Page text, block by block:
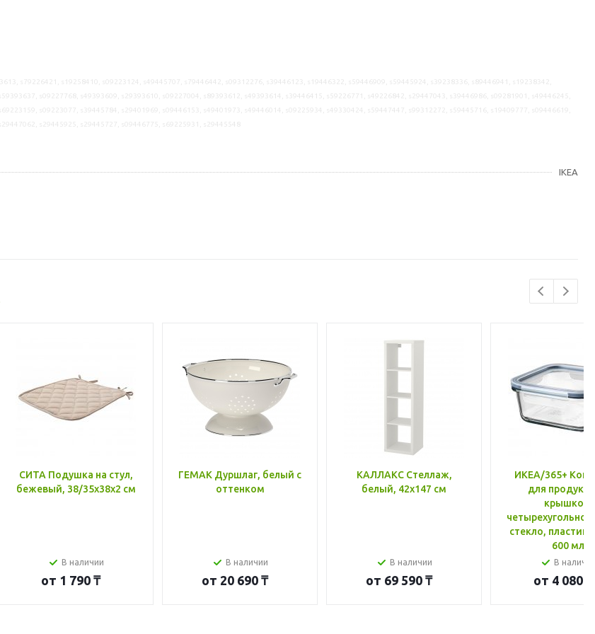
IKEA
СИТА Подушка на стул,
бежевый, 38/35x38x2 см
В наличии
от 1 790 ₸
ГЕМАК Дуршлаг, белый с
оттенком
В наличии
от 20 690 ₸
КАЛЛАКС Стеллаж,
белый, 42x147 см
В наличии
от 69 590 ₸
ИКЕА/365+
для
крышкой,
стекло, пластик
600 мл
В
от 4 080 ₸